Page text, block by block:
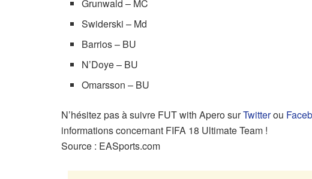
Grunwald – MC
Swiderski – Md
Barrios – BU
N’Doye – BU
Omarsson – BU
N’hésitez pas à suivre FUT with Apero surTwitterou
informations concernant FIFA 18 Ultimate Team !
Source : EASports.com